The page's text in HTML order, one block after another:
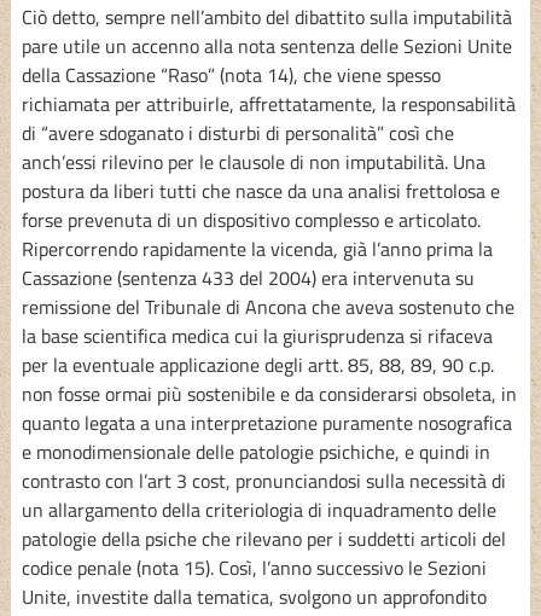
Ciò detto, sempre nell’ambito del dibattito sulla imputabilità
pare utile un accenno alla nota sentenza delle Sezioni Unite
della Cassazione “Raso” (nota 14), che viene spesso
richiamata per attribuirle, affrettatamente, la responsabilità
di “avere sdoganato i disturbi di personalità” così che
anch’essi rilevino per le clausole di non imputabilità. Una
postura da liberi tutti che nasce da una analisi frettolosa e
forse prevenuta di un dispositivo complesso e articolato.
Ripercorrendo rapidamente la vicenda, già l’anno prima la
Cassazione (sentenza 433 del 2004) era intervenuta su
remissione del Tribunale di Ancona che aveva sostenuto che
la base scientifica medica cui la giurisprudenza si rifaceva
per la eventuale applicazione degli artt. 85, 88, 89, 90 c.p.
non fosse ormai più sostenibile e da considerarsi obsoleta, in
quanto legata a una interpretazione puramente nosografica
e monodimensionale delle patologie psichiche, e quindi in
contrasto con l’art 3 cost, pronunciandosi sulla necessità di
un allargamento della criteriologia di inquadramento delle
patologie della psiche che rilevano per i suddetti articoli del
codice penale (nota 15). Così, l’anno successivo le Sezioni
Unite, investite dalla tematica, svolgono un approfondito